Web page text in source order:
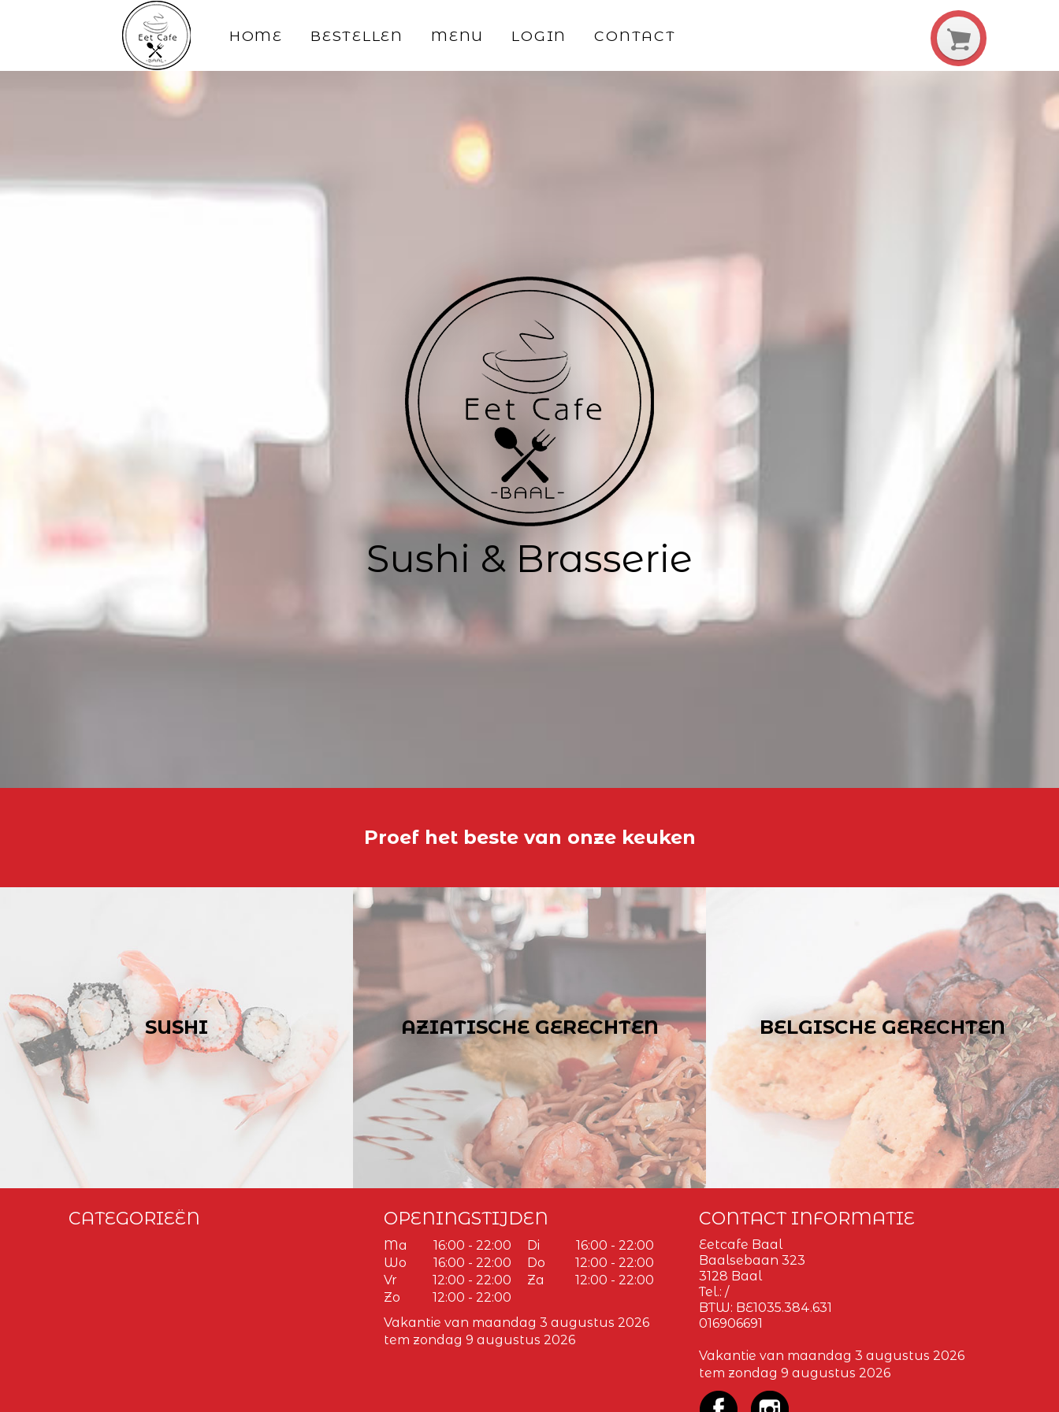
HOME BESTELLEN MENU LOGIN CONTACT
Sushi & Brasserie
Proef het beste van onze keuken
SUSHI AZIATISCHE GERECHTEN BELGISCHE GERECHTEN
CATEGORIEËN OPENINGSTIJDEN
Ma 16:00 - 22:00 Di
16:00 - 22:00
Wo
16:00 - 22:00 Do
12:00 - 22:00
Vr
12:00 - 22:00 Za
12:00 - 22:00
Zo
12:00 - 22:00
Vakantie van maandag 3 augustus 2026
tem zondag 9 augustus 2026
CONTACT INFORMATIE
Eetcafe Baal
Baalsebaan 323
3128 Baal
Tel.: /
BTW: BE1035.384.631
016906691
Vakantie van maandag 3 augustus 2026
tem zondag 9 augustus 2026